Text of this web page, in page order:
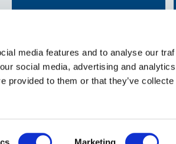
media features and to analyse our traf
social media, advertising and analytics
provided to them or that they’ve collecte
Marketing
東京メトロ公式アプリのご紹介
サイトのご利用にあたって ソーシャル
All rights reserved.